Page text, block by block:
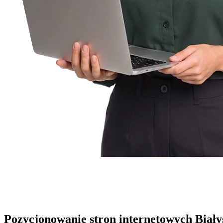
Pozycjonowanie stron internetowych